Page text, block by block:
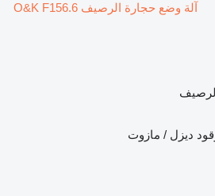
آلة وضع حجارة الرصيف O&K F156.6
ديزل / مازوت